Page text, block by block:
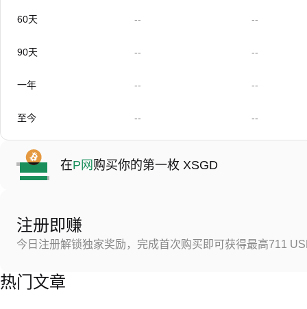
60天 -- --
90天 -- --
一年 -- --
至今 -- --
在P网 购买你的第一枚 XSGD
注册即赚
今日注册解锁独家奖励，完成首次购买即可获得最高711
热门文章